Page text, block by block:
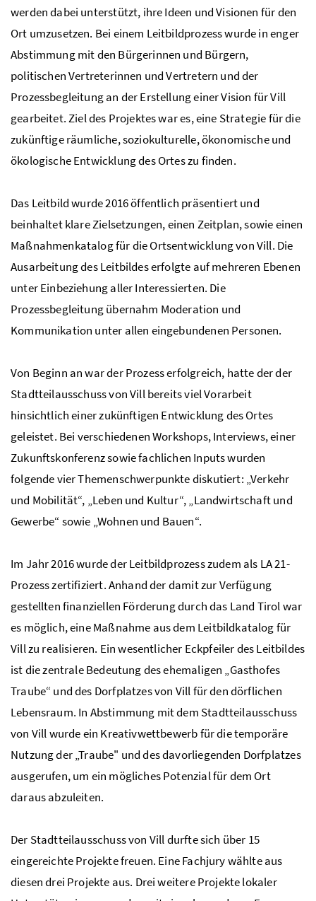
werden dabei unterstützt, ihre Ideen und Visionen für den
Ort umzusetzen. Bei einem Leitbildprozess wurde in enger
Abstimmung mit den Bürgerinnen und Bürgern,
politischen Vertreterinnen und Vertretern und der
Prozessbegleitung an der Erstellung einer Vision für Vill
gearbeitet. Ziel des Projektes war es, eine Strategie für die
zukünftige räumliche, soziokulturelle, ökonomische und
ökologische Entwicklung des Ortes zu finden.
Das Leitbild wurde 2016 öffentlich präsentiert und
beinhaltet klare Zielsetzungen, einen Zeitplan, sowie einen
Maßnahmenkatalog für die Ortsentwicklung von Vill. Die
Ausarbeitung des Leitbildes erfolgte auf mehreren Ebenen
unter Einbeziehung aller Interessierten. Die
Prozessbegleitung übernahm Moderation und
Kommunikation unter allen eingebundenen Personen.
Von Beginn an war der Prozess erfolgreich, hatte der der
Stadtteilausschuss von Vill bereits viel Vorarbeit
hinsichtlich einer zukünftigen Entwicklung des Ortes
geleistet. Bei verschiedenen Workshops, Interviews, einer
Zukunftskonferenz sowie fachlichen Inputs wurden
folgende vier Themenschwerpunkte diskutiert: „Verkehr
und Mobilität“, „Leben und Kultur“, „Landwirtschaft und
Gewerbe“ sowie „Wohnen und Bauen“.
Im Jahr 2016 wurde der Leitbildprozess zudem als LA 21-
Prozess zertifiziert. Anhand der damit zur Verfügung
gestellten finanziellen Förderung durch das Land Tirol war
es möglich, eine Maßnahme aus dem Leitbildkatalog für
Vill zu realisieren. Ein wesentlicher Eckpfeiler des Leitbildes
ist die zentrale Bedeutung des ehemaligen „Gasthofes
Traube“ und des Dorfplatzes von Vill für den dörflichen
Lebensraum. In Abstimmung mit dem Stadtteilausschuss
von Vill wurde ein Kreativwettbewerb für die temporäre
Nutzung der „Traube" und des davorliegenden Dorfplatzes
ausgerufen, um ein mögliches Potenzial für dem Ort
daraus abzuleiten.
Der Stadtteilausschuss von Vill durfte sich über 15
eingereichte Projekte freuen. Eine Fachjury wählte aus
diesen drei Projekte aus. Drei weitere Projekte lokaler